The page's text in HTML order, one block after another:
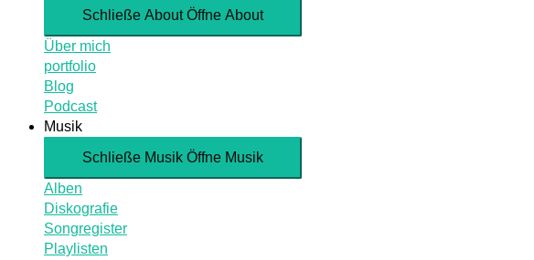
Schließe About Öffne About
Über mich
portfolio
Blog
Podcast
Musik
Schließe Musik Öffne Musik
Alben
Diskografie
Songregister
Playlisten